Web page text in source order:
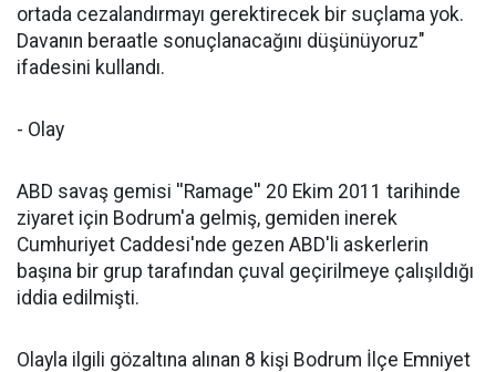
ortada cezalandırmayı gerektirecek bir suçlama yok.
Davanın beraatle sonuçlanacağını düşünüyoruz"
ifadesini kullandı.
- Olay
ABD savaş gemisi ''Ramage'' 20 Ekim 2011 tarihinde
ziyaret için Bodrum'a gelmiş, gemiden inerek
Cumhuriyet Caddesi'nde gezen ABD'li askerlerin
başına bir grup tarafından çuval geçirilmeye çalışıldığı
iddia edilmişti.
Olayla ilgili gözaltına alınan 8 kişi Bodrum İlçe Emniyet